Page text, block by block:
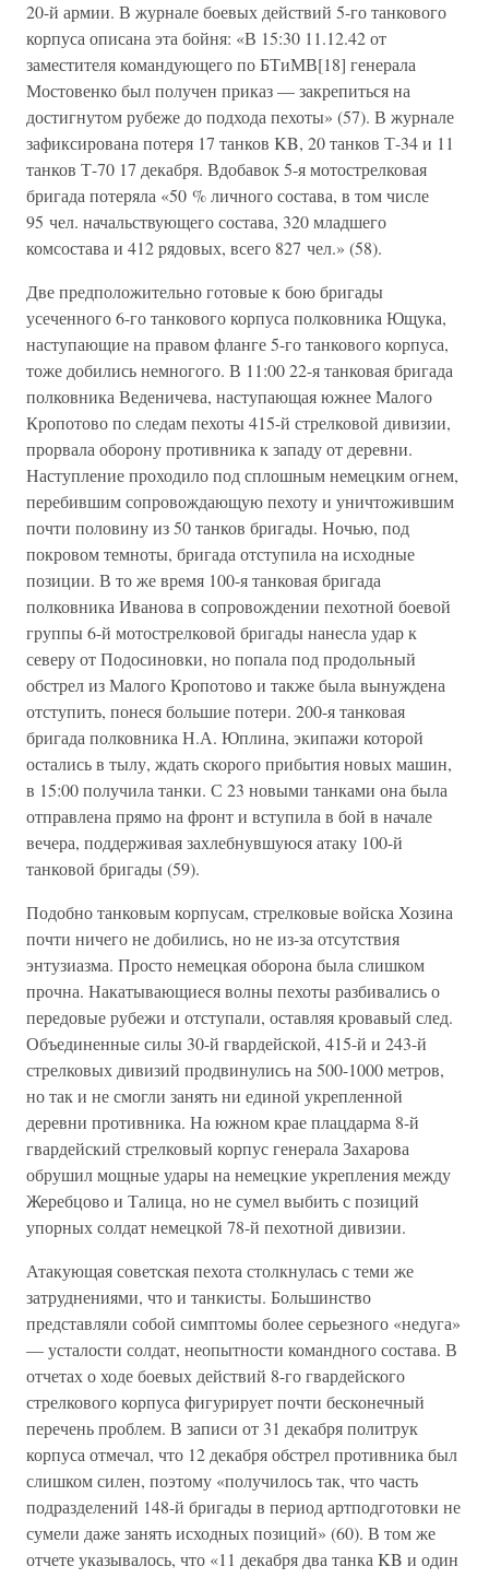
20-й армии. В журнале боевых действий 5-го танкового
корпуса описана эта бойня: «В 15:30 11.12.42 от
заместителя командующего по БТиМВ[18] генерала
Мостовенко был получен приказ — закрепиться на
достигнутом рубеже до подхода пехоты» (57). В журнале
зафиксирована потеря 17 танков KB, 20 танков Т-34 и 11
танков Т-70 17 декабря. Вдобавок 5-я мотострелковая
бригада потеряла «50 % личного состава, в том числе
95 чел. начальствующего состава, 320 младшего
комсостава и 412 рядовых, всего 827 чел.» (58).
Две предположительно готовые к бою бригады
усеченного 6-го танкового корпуса полковника Ющука,
наступающие на правом фланге 5-го танкового корпуса,
тоже добились немногого. В 11:00 22-я танковая бригада
полковника Веденичева, наступающая южнее Малого
Кропотово по следам пехоты 415-й стрелковой дивизии,
прорвала оборону противника к западу от деревни.
Наступление проходило под сплошным немецким огнем,
перебившим сопровождающую пехоту и уничтожившим
почти половину из 50 танков бригады. Ночью, под
покровом темноты, бригада отступила на исходные
позиции. В то же время 100-я танковая бригада
полковника Иванова в сопровождении пехотной боевой
группы 6-й мотострелковой бригады нанесла удар к
северу от Подосиновки, но попала под продольный
обстрел из Малого Кропотово и также была вынуждена
отступить, понеся большие потери. 200-я танковая
бригада полковника Н.А. Юплина, экипажи которой
остались в тылу, ждать скорого прибытия новых машин,
в 15:00 получила танки. С 23 новыми танками она была
отправлена прямо на фронт и вступила в бой в начале
вечера, поддерживая захлебнувшуюся атаку 100-й
танковой бригады (59).
Подобно танковым корпусам, стрелковые войска Хозина
почти ничего не добились, но не из-за отсутствия
энтузиазма. Просто немецкая оборона была слишком
прочна. Накатывающиеся волны пехоты разбивались о
передовые рубежи и отступали, оставляя кровавый след.
Объединенные силы 30-й гвардейской, 415-й и 243-й
стрелковых дивизий продвинулись на 500-1000 метров,
но так и не смогли занять ни единой укрепленной
деревни противника. На южном крае плацдарма 8-й
гвардейский стрелковый корпус генерала Захарова
обрушил мощные удары на немецкие укрепления между
Жеребцово и Талица, но не сумел выбить с позиций
упорных солдат немецкой 78-й пехотной дивизии.
Атакующая советская пехота столкнулась с теми же
затруднениями, что и танкисты. Большинство
представляли собой симптомы более серьезного «недуга»
— усталости солдат, неопытности командного состава. В
отчетах о ходе боевых действий 8-го гвардейского
стрелкового корпуса фигурирует почти бесконечный
перечень проблем. В записи от 31 декабря политрук
корпуса отмечал, что 12 декабря обстрел противника был
слишком силен, поэтому «получилось так, что часть
подразделений 148-й бригады в период артподготовки не
сумели даже занять исходных позиций» (60). В том же
отчете указывалось, что «11 декабря два танка KB и один